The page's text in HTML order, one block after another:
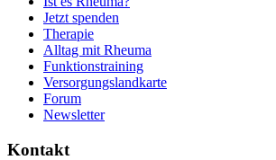
Jetzt spenden
Therapie
Alltag mit Rheuma
Funktionstraining
Versorgungslandkarte
Forum
Newsletter
Kontakt